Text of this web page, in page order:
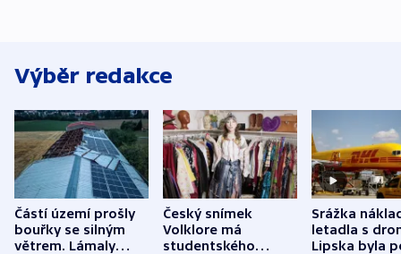
Výběr redakce
Částí území prošly
bouřky se silným
větrem. Lámaly
Český snímek
Volklore má
studentského
Srážka
letadla s
Lipska byla